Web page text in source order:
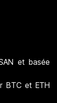
et basée
BTC et ETH